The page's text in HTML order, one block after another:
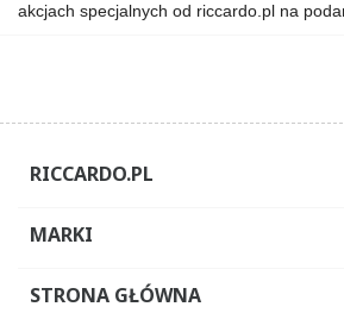
akcjach specjalnych od riccardo.pl na
RICCARDO.PL
MARKI
STRONA GŁÓWNA